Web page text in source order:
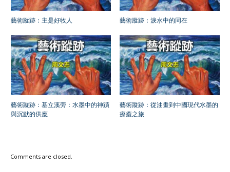
藝術蹤跡：主是好牧人 藝術蹤跡：淚水中的同在
藝術蹤跡：基立溪旁：水墨中的神蹟
與沉默的供應
藝術蹤跡：從油畫到中國現代水墨的
療癒之旅
Comments are closed.